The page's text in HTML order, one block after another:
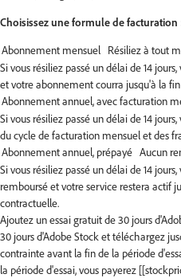
Choisissez une formule de facturation
Si vous résiliez passé un délai de 14
et votre abonnement courra jusqu'à la
Si vous résiliez passé un délai de 14
du cycle de facturation mensuel et des
Si vous résiliez passé un délai de 14
remboursé et votre service restera actif
contractuelle.
Ajoutez un essai gratuit de 30 jours
30 jours d'Adobe Stock et téléchargez
contrainte avant la fin de la période
la période d'essai, vous payerez